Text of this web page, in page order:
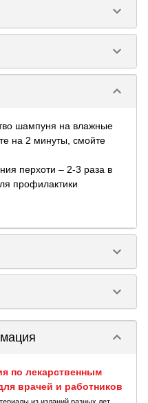
keyboard_arrow_down
keyboard_arrow_down
keyboard_arrow_down
шампуня на влажные
на 2 минуты, смойте
перхоти – 2-3 раза в
профилактики
keyboard_arrow_down
keyboard_arrow_down
keyboard_arrow_down
по лекарственным
врачей и работников